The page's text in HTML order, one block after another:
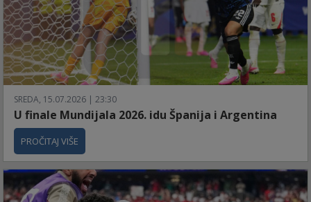
SREDA, 15.07.2026 | 23:30
U finale Mundijala 2026. idu Španija i Argentina
PROČITAJ VIŠE